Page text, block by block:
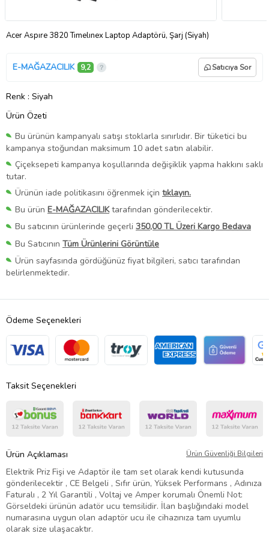
Acer Aspıre 3820 Tımelınex Laptop Adaptörü, Şarj (Siyah)
E-MAĞAZACILIK 9,2 Satıcıya Sor
Renk : Siyah
Ürün Özeti
Bu ürünün kampanyalı satışı stoklarla sınırlıdır. Bir tüketici bu
kampanya stoğundan maksimum 10 adet satın alabilir.
Çiçeksepeti kampanya koşullarında değişiklik yapma hakkını saklı
tutar.
Ürünün iade politikasını öğrenmek için tıklayın.
Bu ürün E-MAĞAZACILIKtarafından gönderilecektir.
Bu satıcının ürünlerinde geçerli 350,00 TL Üzeri Kargo Bedava
Bu Satıcının Tüm Ürünlerini Görüntüle
Ürün sayfasında gördüğünüz fiyat bilgileri, satıcı tarafından
belirlenmektedir.
Ödeme Seçenekleri
Taksit Seçenekleri
Ürün Açıklaması Ürün Güvenliği Bilgileri
Elektrik Priz Fişi ve Adaptör ile tam set olarak kendi kutusunda
gönderilecektir , CE Belgeli , Sıfır ürün, Yüksek Performans , Adınıza
Faturalı , 2 Yıl Garantili , Voltaj ve Amper korumalı Önemli Not:
Görseldeki ürünün adatör ucu temsilidir. İlan başlığındaki model
numarasına uygun olan adaptör ucu ile cihazınıza tam uyumlu
olarak size ulaşacaktır.